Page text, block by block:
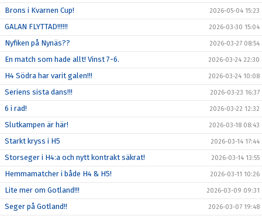
Brons i Kvarnen Cup! 2026-05-04 15:23
GALAN FLYTTAD!!!!!! 2026-03-30 15:04
Nyfiken på Nynäs?? 2026-03-27 08:54
En match som hade allt! Vinst 7-6. 2026-03-24 22:30
H4 Södra har varit galen!!! 2026-03-24 10:08
Seriens sista dans!!! 2026-03-23 16:37
6 i rad! 2026-03-22 12:32
Slutkampen är här! 2026-03-18 08:43
Starkt kryss i H5 2026-03-14 17:44
Storseger i H4:a och nytt kontrakt säkrat! 2026-03-14 13:55
Hemmamatcher i både H4 & H5! 2026-03-11 10:26
Lite mer om Gotland!!! 2026-03-09 09:31
Seger på Gotland!! 2026-03-07 19:48